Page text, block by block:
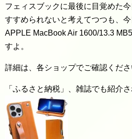
フェィスブックに最後に目覚めた今
すすめられないと考えてつつも、
APPLE MacBook Air 1600/13.3
すよ。
詳細は、各ショップでご確認くださ
「ふるさと納税」、雑誌でも紹介さ